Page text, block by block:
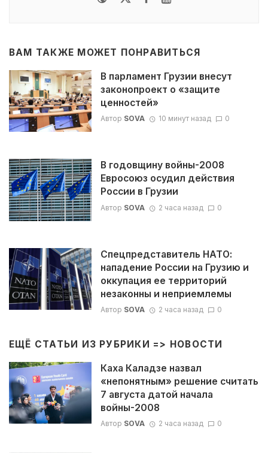
ВАМ ТАКЖЕ МОЖЕТ ПОНРАВИТЬСЯ
В парламент Грузии внесут
законопроект о «защите
ценностей»
Автор SOVA 10 минут назад 0
В годовщину войны-2008
Евросоюз осудил действия
России в Грузии
Автор SOVA 2 часа назад 0
Спецпредставитель НАТО:
нападение России на Грузию и
оккупация ее территорий
незаконны и неприемлемы
Автор SOVA 2 часа назад 0
ЕЩЁ СТАТЬИ ИЗ РУБРИКИ => НОВОСТИ
Каха Каладзе назвал
«непонятным» решение считать
7 августа датой начала
войны-2008
Автор SOVA 2 часа назад 0